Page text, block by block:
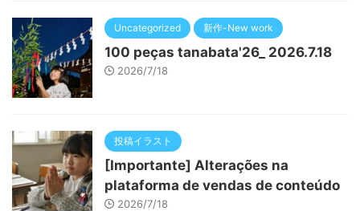
Uncategorized 新作-New work
100 peças tanabata'26_ 2026.7.18
2026/7/18
投稿イラスト
[Importante] Alterações na
plataforma de vendas de conteúdo
2026/7/18